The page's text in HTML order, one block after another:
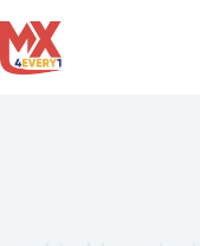
naar
de
inhoud